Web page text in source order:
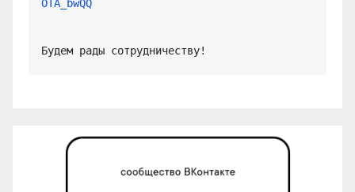
OTA_bwQQ
Будем рады сотрудничеству!